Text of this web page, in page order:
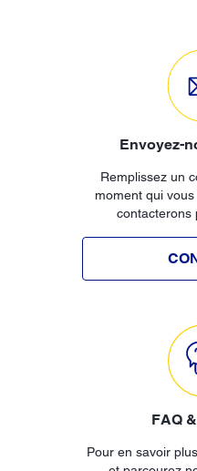
Envoyez-
Remplissez un
moment qui
contacterons
FAQ
Pour en savoir